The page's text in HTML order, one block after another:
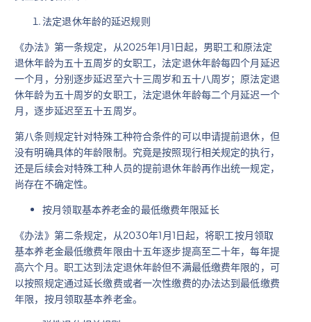
法定退休年龄的延迟规则
《办法》第一条规定，从2025年1月1日起，男职工和原法定
退休年龄为五十五周岁的女职工，法定退休年龄每四个月延迟
一个月，分别逐步延迟至六十三周岁和五十八周岁；原法定退
休年龄为五十周岁的女职工，法定退休年龄每二个月延迟一个
月，逐步延迟至五十五周岁。
第八条则规定针对特殊工种符合条件的可以申请提前退休，但
没有明确具体的年龄限制。究竟是按照现行相关规定的执行，
还是后续会对特殊工种人员的提前退休年龄再作出统一规定，
尚存在不确定性。
按月领取基本养老金的最低缴费年限延长
《办法》第二条规定，从2030年1月1日起，将职工按月领取
基本养老金最低缴费年限由十五年逐步提高至二十年，每年提
高六个月。职工达到法定退休年龄但不满最低缴费年限的，可
以按照规定通过延长缴费或者一次性缴费的办法达到最低缴费
年限，按月领取基本养老金。